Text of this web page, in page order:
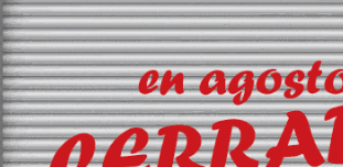
logística